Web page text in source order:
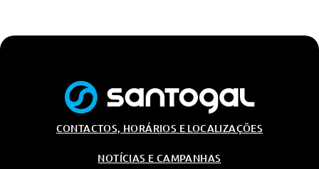
CONTACTOS, HORÁRIOS E LOCALIZAÇÕES
NOTÍCIAS E CAMPANHAS